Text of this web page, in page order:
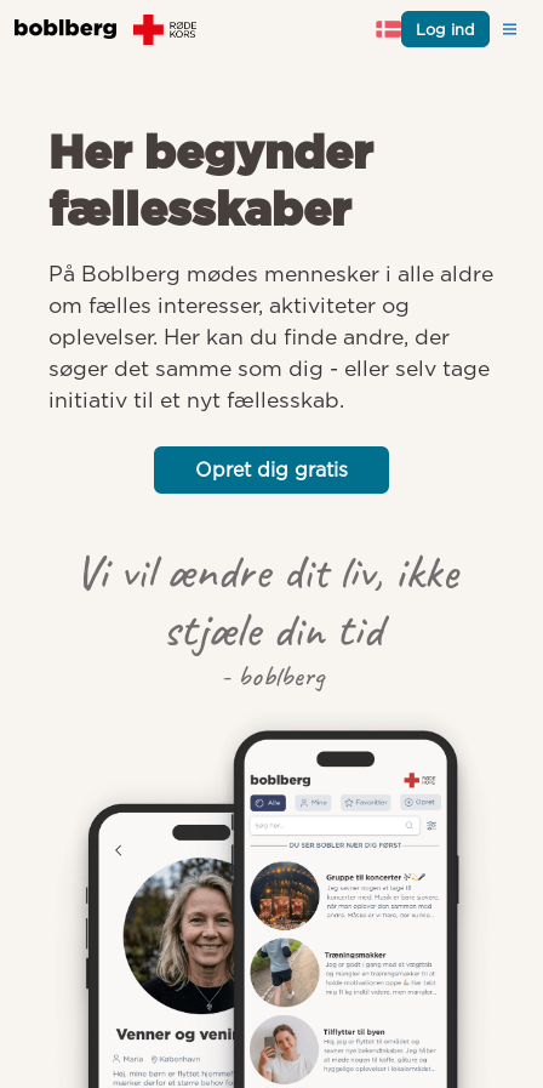
Log ind
Her begynder
fællesskaber
På Boblberg mødes mennesker i alle aldre
om fælles interesser, aktiviteter og
oplevelser. Her kan du finde andre, der
søger det samme som dig - eller selv tage
initiativ til et nyt fællesskab.
Opret dig gratis
Vi vil ændre dit liv, ikke
stjæle din tid
- boblberg